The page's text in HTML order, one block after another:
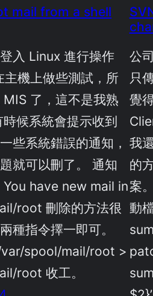
mail from a shell
入 Linux 進行操作
機上做些測試，所
了，這不是我熟
候系統會提示收到
些系統錯誤的通知，
就可以刪了。 通知
You have new mail in
root 刪除的方法很
種指令擇一即可。
spool/mail/root >
root 收工。
公
只
覺
我
的
案
動